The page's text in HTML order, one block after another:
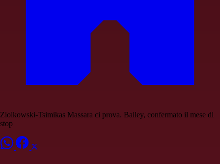
Ziolkowski-Tsimikas Massara ci prova. Bailey, confermato il mese di
stop